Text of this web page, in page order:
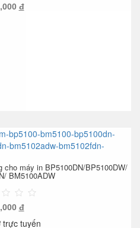
đ
cho máy in BP5100DN/BP5100DW/
BM5100ADW
đ